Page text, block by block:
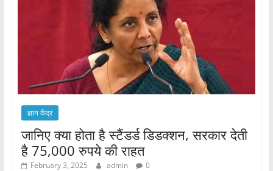
ज्ञान केंद्र
जानिए क्या होता है स्टैंडर्ड डिडक्शन, सरकार देती
है 75,000 रुपये की राहत
February 3, 2025 admin 0